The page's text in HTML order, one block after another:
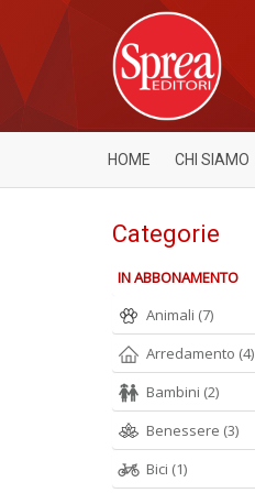
HOME CHI SIAMO
Categorie
IN ABBONAMENTO
Animali (7)
Arredamento (4)
Bambini (2)
Benessere (3)
Bici (1)